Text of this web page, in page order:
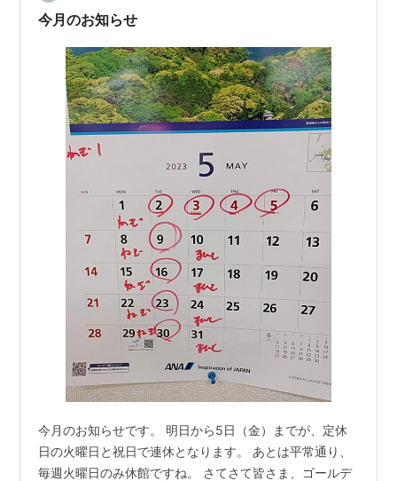
今月のお知らせ
今月のお知らせです。 明日から5日（金）までが、定休
日の火曜日と祝日で連休となります。 あとは平常通り、
毎週火曜日のみ休館ですね。 さてさて皆さま、ゴールデ